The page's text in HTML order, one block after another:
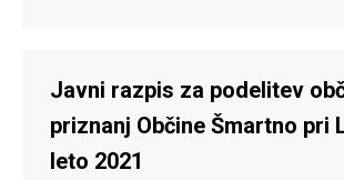
Javni razpis za podelitev
priznanj Občine Šmartno pri
leto 2021